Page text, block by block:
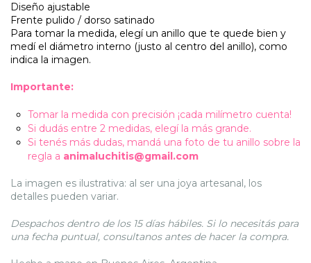
Diseño ajustable
Frente pulido / dorso satinado
Para tomar la medida, elegí un anillo que te quede bien y
medí el diámetro interno (justo al centro del anillo), como
indica la imagen.
Importante:
Tomar la medida con precisión ¡cada milímetro cuenta!
Si dudás entre 2 medidas, elegí la más grande.
Si tenés más dudas, mandá una foto de tu anillo sobre la
regla a animaluchitis@gmail.com
La imagen es ilustrativa: al ser una joya artesanal, los
detalles pueden variar.
Despachos dentro de los 15 días hábiles. Si lo necesitás para
una fecha puntual, consultanos antes de hacer la compra.